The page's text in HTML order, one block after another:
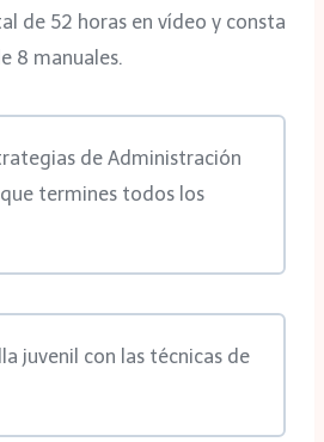
de 52 horas en vídeo y consta
8 manuales.
de Administración
termines todos los
juvenil con las técnicas de